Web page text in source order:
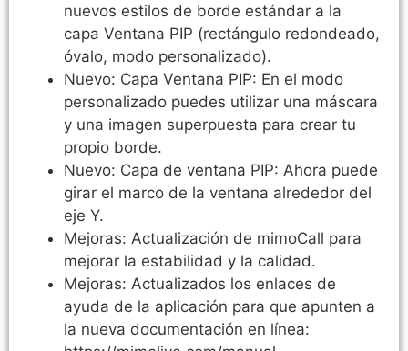
nuevos estilos de borde estándar a la
capa Ventana PIP (rectángulo redondeado,
óvalo, modo personalizado).
Nuevo: Capa Ventana PIP: En el modo
personalizado puedes utilizar una máscara
y una imagen superpuesta para crear tu
propio borde.
Nuevo: Capa de ventana PIP: Ahora puede
girar el marco de la ventana alrededor del
eje Y.
Mejoras: Actualización de mimoCall para
mejorar la estabilidad y la calidad.
Mejoras: Actualizados los enlaces de
ayuda de la aplicación para que apunten a
la nueva documentación en línea: